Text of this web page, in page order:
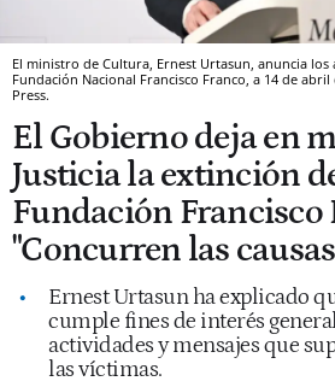
El ministro de Cultura, Ernest Urtasun, anuncia los
Fundación Nacional Francisco Franco, a 14 de
Press.
El Gobierno deja en
Justicia la extinción
Fundación Francisco
"Concurren las
Ernest Urtasun ha explicado
cumple fines de interés
actividades y mensajes que
las víctimas.